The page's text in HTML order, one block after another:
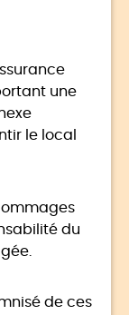
une
le local
du
de ces